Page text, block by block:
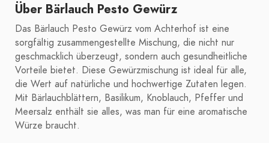
Über Bärlauch Pesto Gewürz
Das Bärlauch Pesto Gewürz vom Achterhof ist eine
sorgfältig zusammengestellte Mischung, die nicht nur
geschmacklich überzeugt, sondern auch gesundheitliche
Vorteile bietet. Diese Gewürzmischung ist ideal für alle,
die Wert auf natürliche und hochwertige Zutaten legen.
Mit Bärlauchblättern, Basilikum, Knoblauch, Pfeffer und
Meersalz enthält sie alles, was man für eine aromatische
Würze braucht.